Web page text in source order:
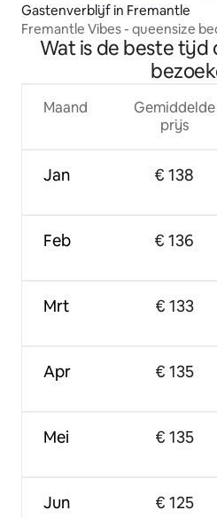
Gastenverblijf in Fremantle
Fremantle Vibes - queensize
Wat is de beste tijd
Maand
Jan
Feb
Mrt
Apr
Mei
Jun
Gemiddelde
prijs
€ 138
€ 136
€ 133
€ 135
€ 135
€ 125